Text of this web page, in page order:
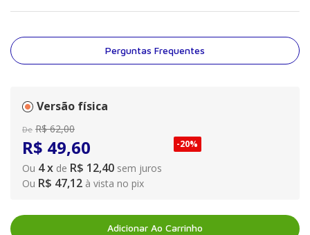
Perguntas Frequentes
Versão física
De R$ 62,00
R$ 49,60
Ou 4x de R$ 12,40 sem juros
-20%
Ou R$ 47,12 à vista no pix
Adicionar Ao Carrinho